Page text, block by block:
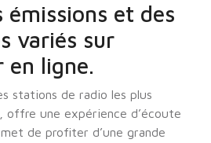
émissions et des
variés sur
en ligne.
stations de radio les plus
offre une expérience d’écoute
de profiter d’une grande